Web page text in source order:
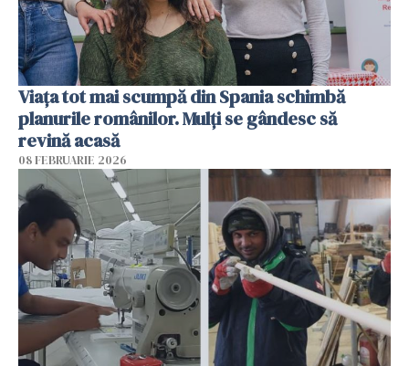
Viața tot mai scumpă din Spania schimbă
planurile românilor. Mulți se gândesc să
revină acasă
08 FEBRUARIE 2026